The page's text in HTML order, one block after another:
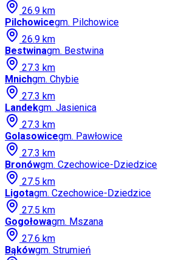
26.9 km
Pilchowicegm. Pilchowice
26.9 km
Bestwinagm. Bestwina
27.3 km
Mnichgm. Chybie
27.3 km
Landekgm. Jasienica
27.3 km
Golasowicegm. Pawłowice
27.3 km
Bronówgm. Czechowice-Dziedzice
27.5 km
Ligotagm. Czechowice-Dziedzice
27.5 km
Gogołowagm. Mszana
27.6 km
Bąkówgm. Strumień